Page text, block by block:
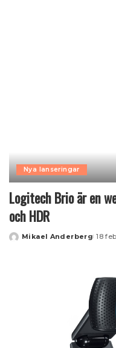
Nya lanseringar
Logitech Brio är en
och HDR
Posted
Mikael Anderberg 18